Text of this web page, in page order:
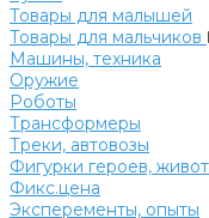
Товары для малышей
Товары для мальчиков
Машины, техника
Оружие
Роботы
Трансформеры
Треки, автовозы
Фигурки героев,
Фикс.цена
Эксперементы, опыты